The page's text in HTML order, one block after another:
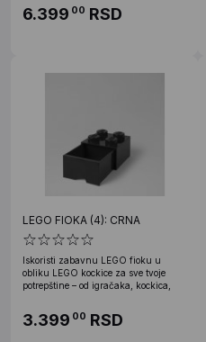
6.399 00 RSD
LEGO FIOKA (4): CRNA
Iskoristi zabavnu LEGO fioku u
obliku LEGO kockice za sve tvoje
potrepštine – od igračaka, kockica,
3.399 00 RSD